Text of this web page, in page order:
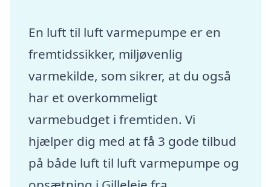
En luft til luft varmepumpe er en
fremtidssikker, miljøvenlig
varmekilde, som sikrer, at du også
har et overkommeligt
varmebudget i fremtiden. Vi
hjælper dig med at få 3 gode tilbud
på både luft til luft varmepumpe og